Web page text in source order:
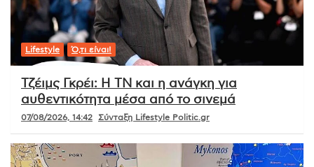
Lifestyle Ό,τι είναι!
Τζέιμς Γκρέι: Η ΤΝ και η ανάγκη για
αυθεντικότητα μέσα από το σινεμά
07/08/2026, 14:42 Σύνταξη Lifestyle Politic.gr